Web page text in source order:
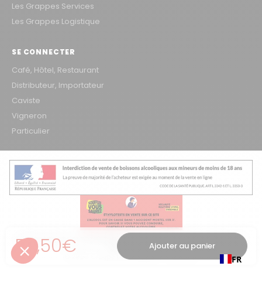
Les Grappes Services
Les Grappes Logistique
SE CONNECTER
Café, Hôtel, Restaurant
Distributeur, Importateur
Caviste
Vigneron
Particulier
L'ABUS D'ALCOOL EST DANGEREUX POUR LA SANTÉ, À CONSOMMER AVEC
MODÉRATION
© 2026 Groupe Les Grappes – VINOSAKA
Prix régulier
50,50€
Ajouter au panier
FR